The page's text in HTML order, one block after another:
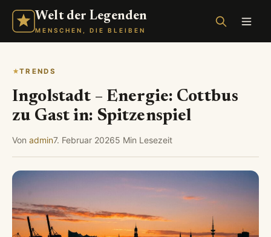
Welt der Legenden
MENSCHEN, DIE BLEIBEN
TRENDS
Ingolstadt – Energie: Cottbus
zu Gast in: Spitzenspiel
Von admin7. Februar 20265 Min Lesezeit